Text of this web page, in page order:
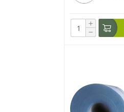
+
−